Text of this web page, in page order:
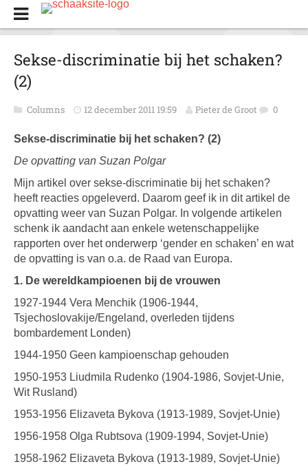
Sekse-discriminatie bij het schaken?
(2)
Columns 12 december 2011 19:59 Pieter de Groot 0
Sekse-discriminatie bij het schaken? (2)
De opvatting van Suzan Polgar
Mijn artikel over sekse-discriminatie bij het schaken?
heeft reacties opgeleverd. Daarom geef ik in dit artikel de
opvatting weer van Suzan Polgar. In volgende artikelen
schenk ik aandacht aan enkele wetenschappelijke
rapporten over het onderwerp ‘gender en schaken’ en wat
de opvatting is van o.a. de Raad van Europa.
1. De wereldkampioenen bij de vrouwen
1927-1944 Vera Menchik (1906-1944,
Tsjechoslovakije/Engeland, overleden tijdens
bombardement Londen)
1944-1950 Geen kampioenschap gehouden
1950-1953 Liudmila Rudenko (1904-1986, Sovjet-Unie,
Wit Rusland)
1953-1956 Elizaveta Bykova (1913-1989, Sovjet-Unie)
1956-1958 Olga Rubtsova (1909-1994, Sovjet-Unie)
1958-1962 Elizaveta Bykova (1913-1989, Sovjet-Unie)